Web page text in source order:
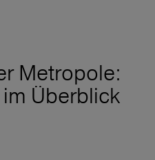
Metropole:
Überblick